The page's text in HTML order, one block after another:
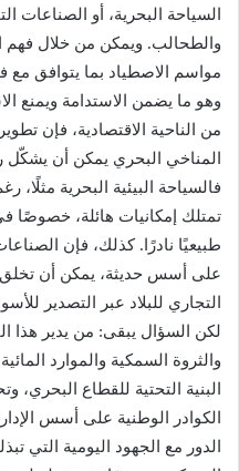
السياحة البحرية، أو الصناعات
والطحالب. ويمكن من خلال فهم
مواسم الاصطياد بما يتوافق مع
وهو ما يضمن الاستدامة ويمنع
من الناحية الاقتصادية، فإن
المناخي البحري يمكن أن يشكّل
فالسياحة البيئية البحرية مثلًا،
تمتلك إمكانيات هائلة، خصوصًا
طبيعيًا نادرًا. كذلك، فإن
على أسس حديثة، يمكن أن
التجاري للبلاد عبر التصدير
لكن السؤال يبقى: من يدير هذا
والثروة السمكية والموارد
البنية التحتية للقطاع البحري،
الكوادر الوطنية على أسس
الدور مع الجهود اليومية التي